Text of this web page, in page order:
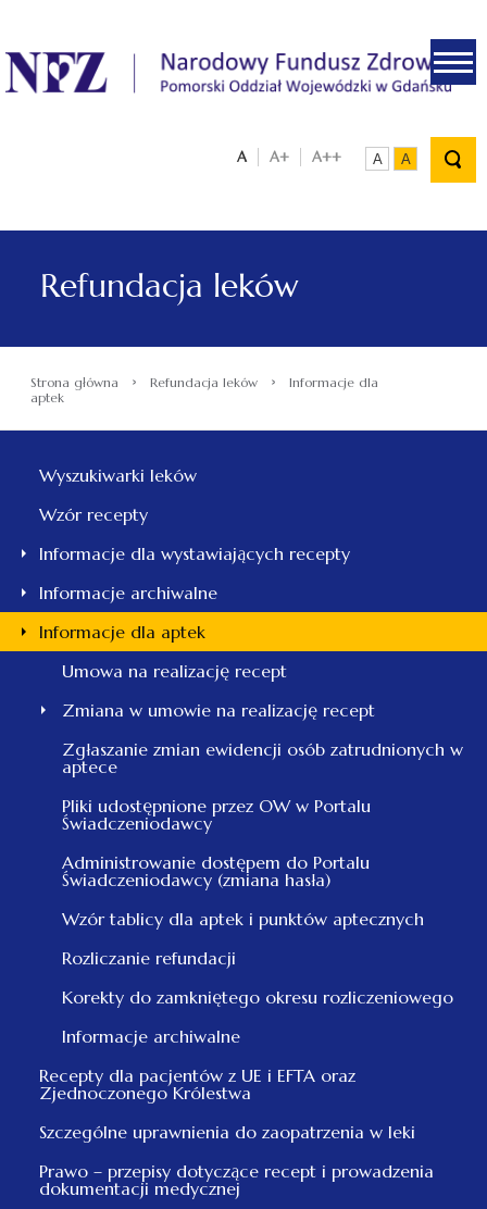
.
A A+ A++ A A
Refundacja leków
Strona główna › Refundacja leków ›
Informacje dla
aptek
Wyszukiwarki leków
Wzór recepty
Informacje dla wystawiających recepty
Informacje archiwalne
Informacje dla aptek
Umowa na realizację recept
Zmiana w umowie na realizację recept
Zgłaszanie zmian ewidencji osób zatrudnionych w
aptece
Pliki udostępnione przez OW w Portalu
Świadczeniodawcy
Administrowanie dostępem do Portalu
Świadczeniodawcy (zmiana hasła)
Wzór tablicy dla aptek i punktów aptecznych
Rozliczanie refundacji
Korekty do zamkniętego okresu rozliczeniowego
Informacje archiwalne
Recepty dla pacjentów z UE i EFTA oraz
Zjednoczonego Królestwa
Szczególne uprawnienia do zaopatrzenia w leki
Prawo – przepisy dotyczące recept i prowadzenia
dokumentacji medycznej